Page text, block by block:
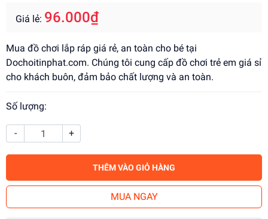
Giá lẻ: 96.000₫
Mua đồ chơi lắp ráp giá rẻ, an toàn cho bé tại
Dochoitinphat.com. Chúng tôi cung cấp đồ chơi trẻ em giá sỉ
cho khách buôn, đảm bảo chất lượng và an toàn.
Số lượng:
- +
THÊM VÀO GIỎ HÀNG
MUA NGAY